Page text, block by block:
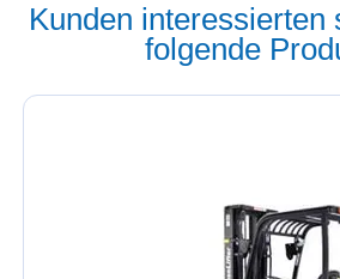
Kunden interessierten
folgende